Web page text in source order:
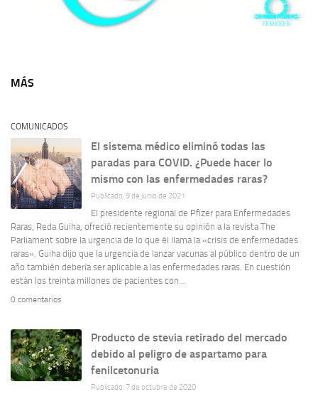
MÁS
COMUNICADOS
El sistema médico eliminó todas las
paradas para COVID. ¿Puede hacer lo
mismo con las enfermedades raras?
Publicado: 9 de junio de 2021
El presidente regional de Pfizer para Enfermedades
Raras, Reda Guiha, ofreció recientemente su opinión a la revista The
Parliament sobre la urgencia de lo que él llama la «crisis de enfermedades
raras». Guiha dijo que la urgencia de lanzar vacunas al público dentro de un
año también debería ser aplicable a las enfermedades raras. En cuestión
están los treinta millones de pacientes con...
0 comentarios
Producto de stevia retirado del mercado
debido al peligro de aspartamo para
fenilcetonuria
Publicado: 7 de octubre de 2020